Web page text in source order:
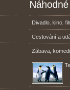
Divadlo, kino,
Cestování a
Zábava,